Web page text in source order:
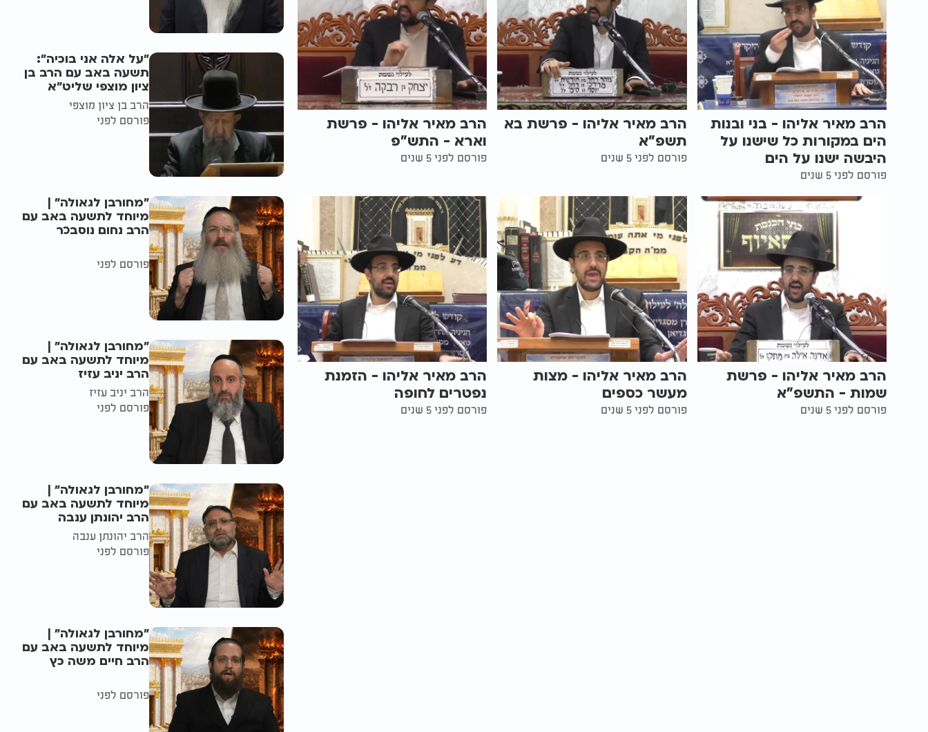
הרב מאיר אליהו - בני ובנות
הים במקורות כל שישנו על
היבשה ישנו על הים
פורסם לפני 5 שנים
הרב מאיר אליהו - פרשת בא
תשפ"א
פורסם לפני 5 שנים
הרב מאיר אליהו - פרשת
וארא - התש"פ
פורסם לפני 5 שנים
הרב מאיר אליהו - פרשת
שמות - התשפ"א
פורסם לפני 5 שנים
הרב מאיר אליהו - מצות
מעשר כספים
פורסם לפני 5 שנים
הרב מאיר אליהו - הזמנת
נפטרים לחופה
פורסם לפני 5 שנים
"על אלה אני בוכיה":
תשעה באב עם הרב בן
ציון מוצפי שליט"א
הרב בן ציון מוצפי
פורסם לפני
"מחורבן לגאולה" |
מיוחד לתשעה באב עם
הרב נחום נוסבכר
פורסם לפני
"מחורבן לגאולה" |
מיוחד לתשעה באב עם
הרב יניב עזיז
הרב יניב עזיז
פורסם לפני
"מחורבן לגאולה" |
מיוחד לתשעה באב עם
הרב יהונתן ענבה
הרב יהונתן ענבה
פורסם לפני
"מחורבן לגאולה" |
מיוחד לתשעה באב עם
הרב חיים משה כץ
פורסם לפני